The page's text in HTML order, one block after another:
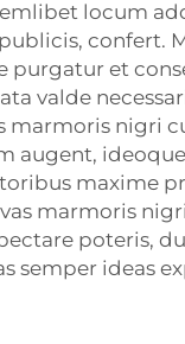
locum
confert.
purgatur et
valde
marmoris nigri
augent,
maxime
marmoris nigri
poteris,
semper ideas